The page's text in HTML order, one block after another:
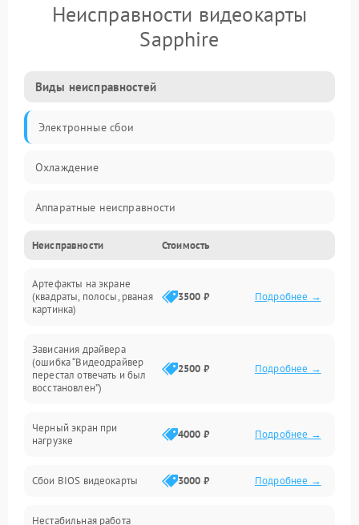
Неисправности видеокарты
Sapphire
Виды неисправностей
Электронные сбои
Охлаждение
Аппаратные неисправности
Перегрев и термопроблемы
Видео
Интерфейсные и коммуникационные проблемы
Электропитание
ПО
Неисправности Стоимость
Артефакты на экране
(квадраты, полосы, рваная
картинка)
3500 ₽ Подробнее →
Зависания драйвера
(ошибка “Видеодрайвер
перестал отвечать и был
восстановлен”)
2500 ₽ Подробнее →
Черный экран при
нагрузке
4000 ₽ Подробнее →
Сбои BIOS видеокарты 3000 ₽ Подробнее →
Нестабильная работа